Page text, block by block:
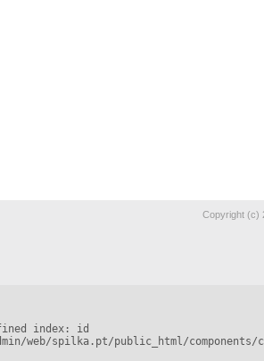
Copyright (c)
index: id
web/spilka.pt/public_html/